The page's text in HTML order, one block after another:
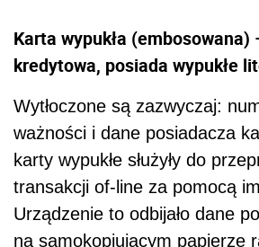
Karta wypukła (embosowana)
kredytowa, posiada wypukłe
Wytłoczone są zazwyczaj:
ważności i dane posiadacza
karty wypukłe służyły do
transakcji of-line za pomocą
Urządzenie to odbijało dane
na samokopiującym papierze